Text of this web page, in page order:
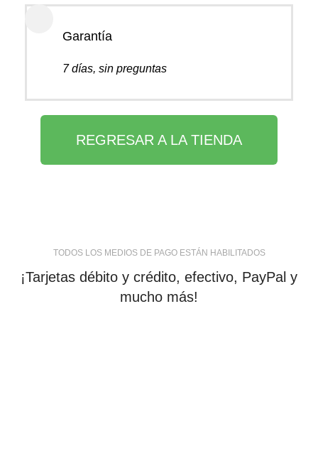
Garantía
7 días, sin preguntas
REGRESAR A LA TIENDA
TODOS LOS MEDIOS DE PAGO ESTÁN HABILITADOS
¡Tarjetas débito y crédito, efectivo, PayPal y
mucho más!